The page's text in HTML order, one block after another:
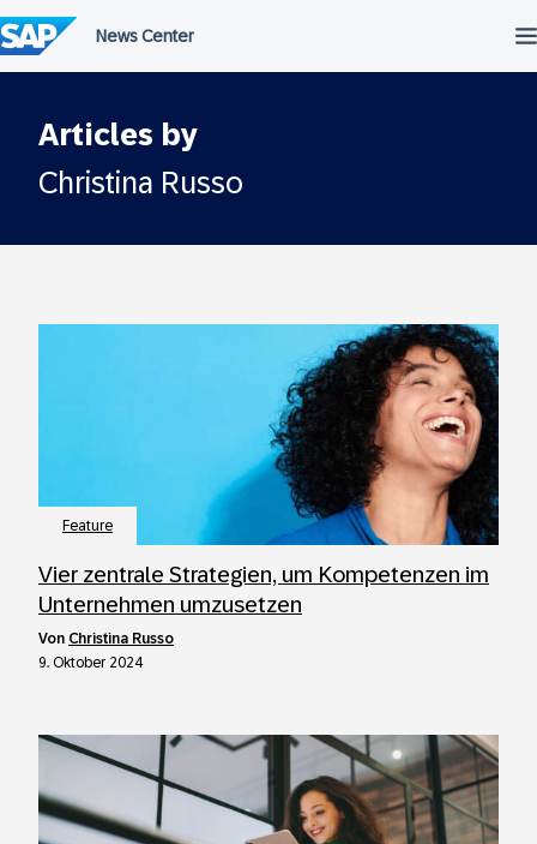
Articles by
Christina Russo
Feature
Vier zentrale Strategien, um Kompetenzen im
Unternehmen umzusetzen
von Christina Russo
9. Oktober 2024